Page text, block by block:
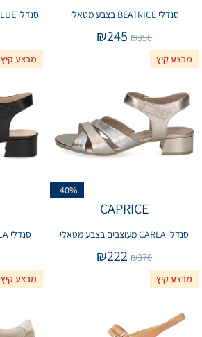
סנדלי BEATRICE בצבע מטאלי
₪350
₪245
סנדלי BLUE בעיצוב אלגנטי בצבע שחור
מבצע קיץ
-40%
CAPRICE
סנדלי CARLA מעוצבים בצבע מטאלי
₪370
₪222
מבצע קיץ
סנדלי CARLA מעוצבים בצבע שחור
מבצע קיץ מבצע קיץ